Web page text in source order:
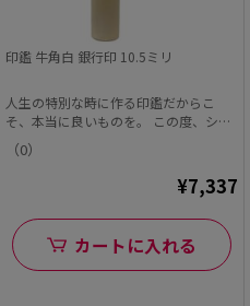
印鑑 牛角白 銀行印 10.5ミリ
人生の特別な時に作る印鑑だからこ
そ、本当に良いものを。 この度、シヤ
チハタオフィシャル...
（0）
¥7,337
カートに入れる